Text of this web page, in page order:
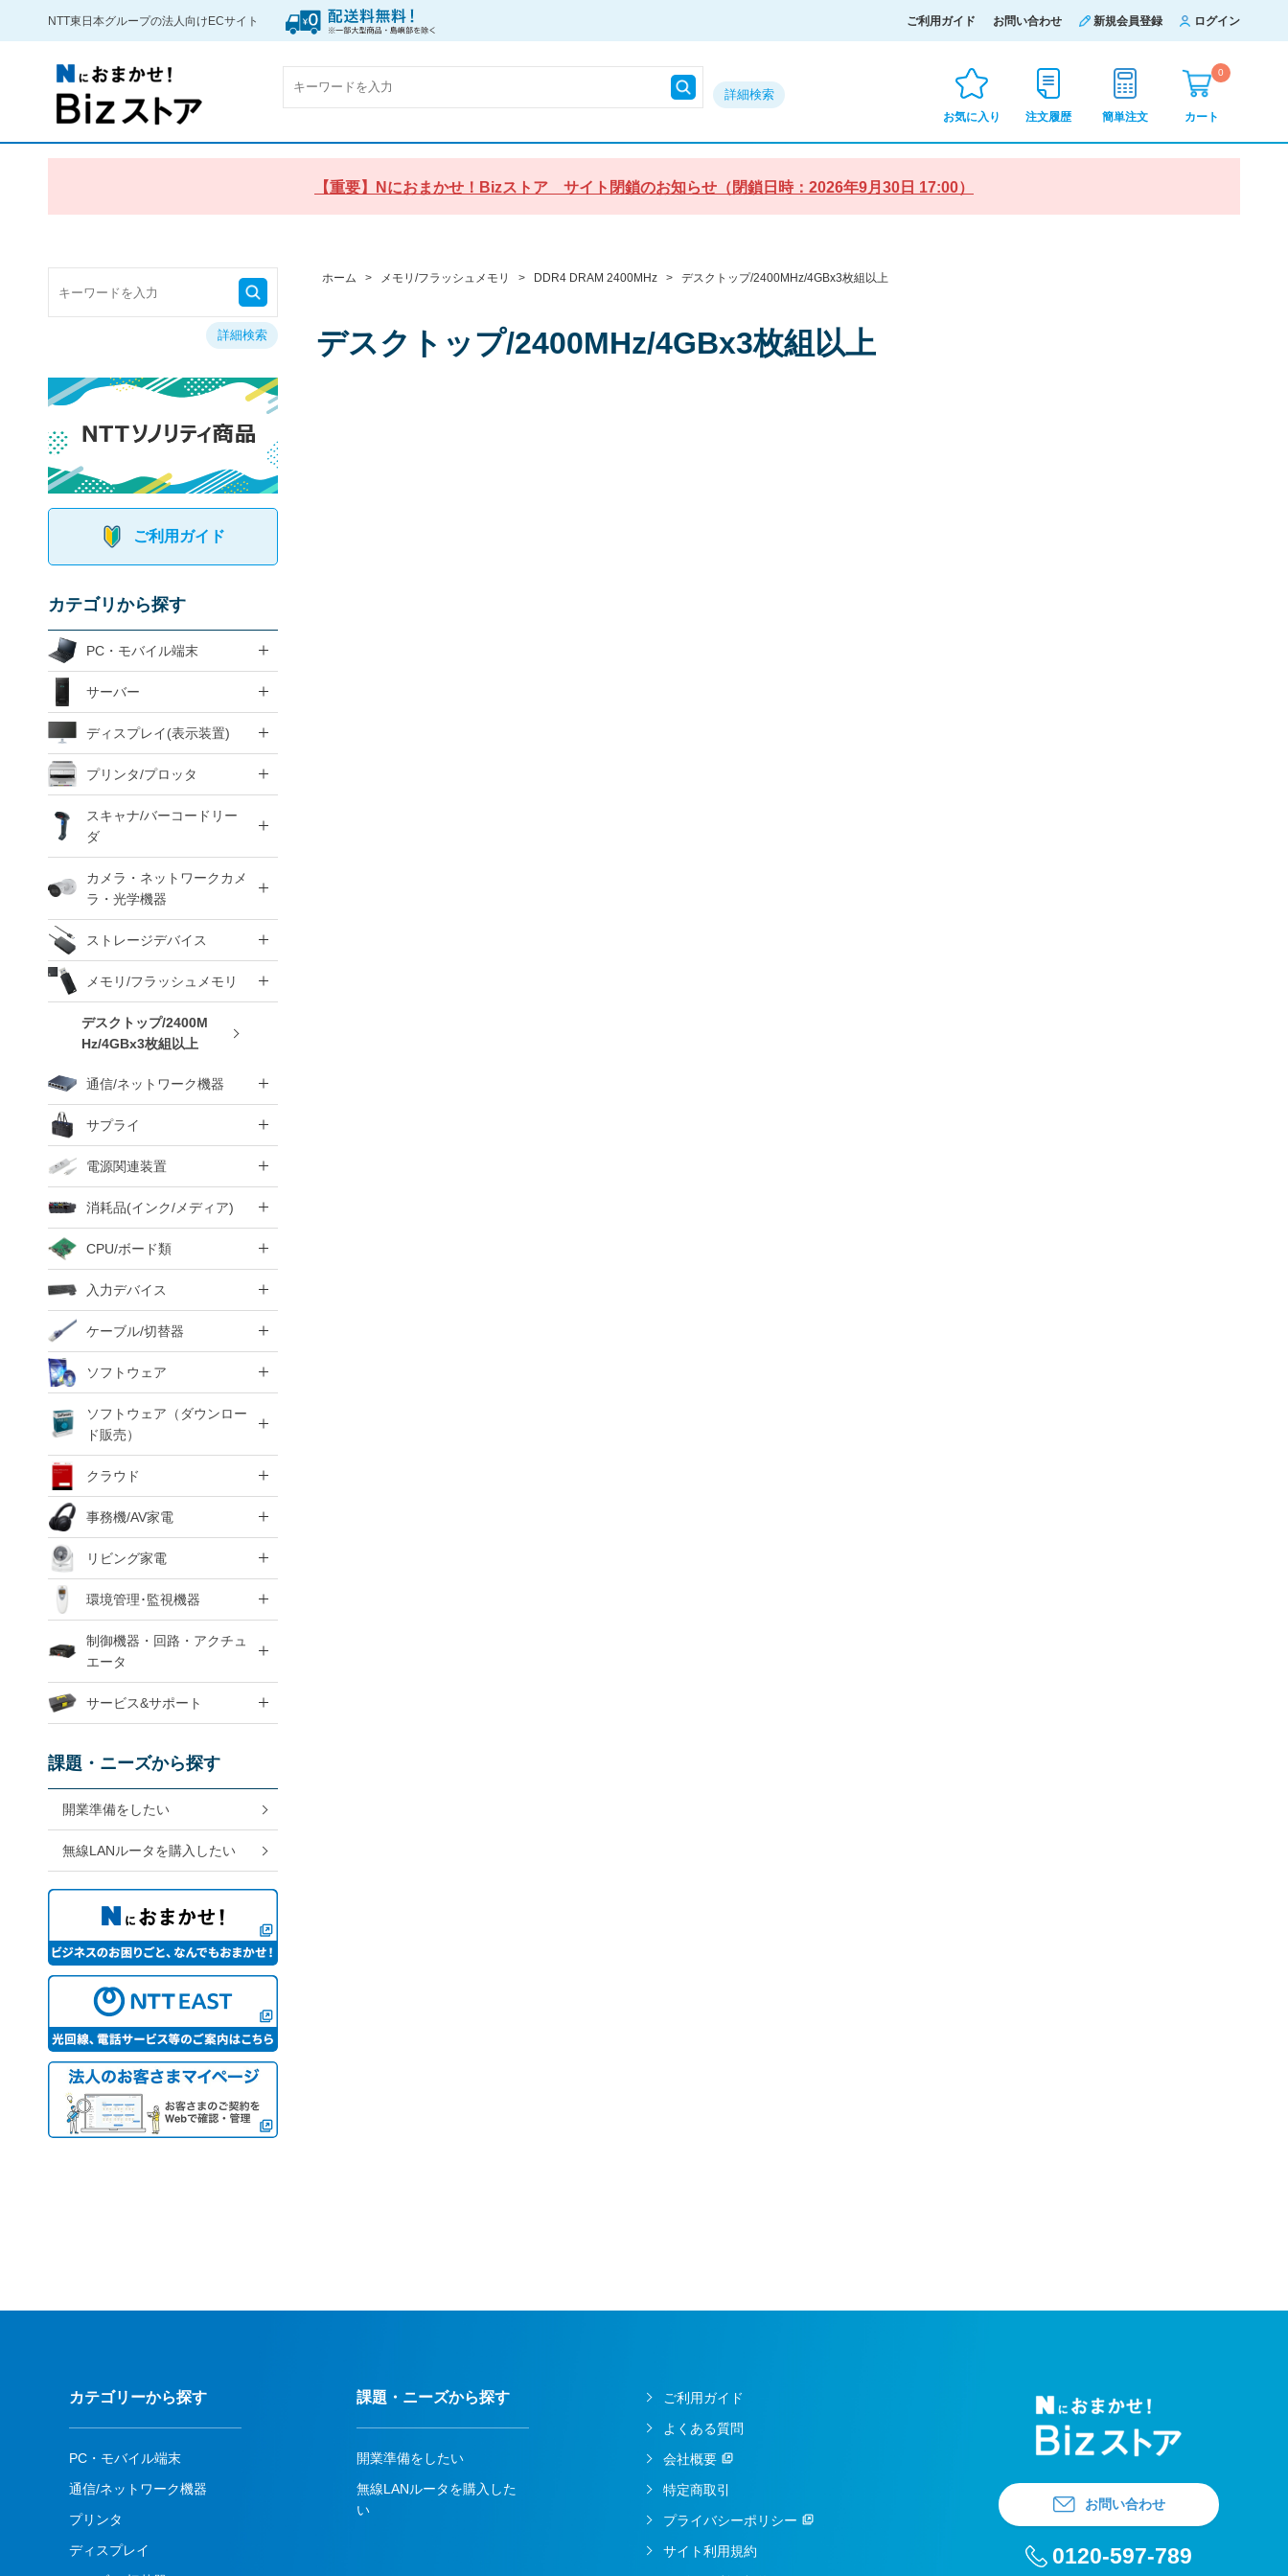
NTT東日本グループの法人向けECサイト ご利用ガイド お問い合わせ 新規会員登録 ログイン
詳細検索
お気に入り 注文履歴 簡単注文
0
カート
【重要】Nにおまかせ！Bizストア サイト閉鎖のお知らせ（閉鎖日時：2026年9月30日 17:00）
ホーム > メモリ/フラッシュメモリ > DDR4 DRAM 2400MHz > デスクトップ/2400MHz/4GBx3枚組以上
デスクトップ/2400MHz/4GBx3枚組以上
詳細検索
ご利用ガイド
カテゴリから探す
PC・モバイル端末
サーバー
ディスプレイ(表示装置)
プリンタ/プロッタ
スキャナ/バーコードリー
ダ
カメラ・ネットワークカメ
ラ・光学機器
ストレージデバイス
メモリ/フラッシュメモリ
デスクトップ/2400M
Hz/4GBx3枚組以上
通信/ネットワーク機器
サプライ
電源関連装置
消耗品(インク/メディア)
CPU/ボード類
入力デバイス
ケーブル/切替器
ソフトウェア
ソフトウェア（ダウンロー
ド販売）
クラウド
事務機/AV家電
リビング家電
環境管理･監視機器
制御機器・回路・アクチュ
エータ
サービス&サポート
課題・ニーズから探す
開業準備をしたい
無線LANルータを購入したい
カテゴリーから探す
PC・モバイル端末
通信/ネットワーク機器
プリンタ
ディスプレイ
課題・ニーズから探す
開業準備をしたい
無線LANルータを購入した
い
ご利用ガイド
よくある質問
会社概要
特定商取引
プライバシーポリシー
サイト利用規約
お問い合わせ
0120-597-789